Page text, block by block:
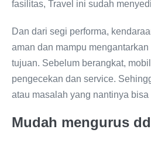
fasilitas, Travel ini sudah
Dan dari segi performa,
aman dan mampu
tujuan. Sebelum berangkat,
pengecekan dan service.
atau masalah yang nantinya bisa
Mudah mengurus